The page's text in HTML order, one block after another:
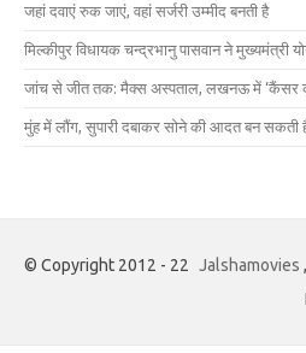
जहां दवाएं रुक जाएं, वहां सर्जरी उम्मीद बनती है
मिल्कीपुर विधायक चन्द्रभानु पासवान ने मुख्यमंत्री
जांच से जीत तक: मैक्स अस्पताल, लखनऊ में ‘कैंसर
मुंह में लौंग, सुपारी दबाकर सोने की आदत बन सकती
© Copyright 2012 - 22 Jalshamovies